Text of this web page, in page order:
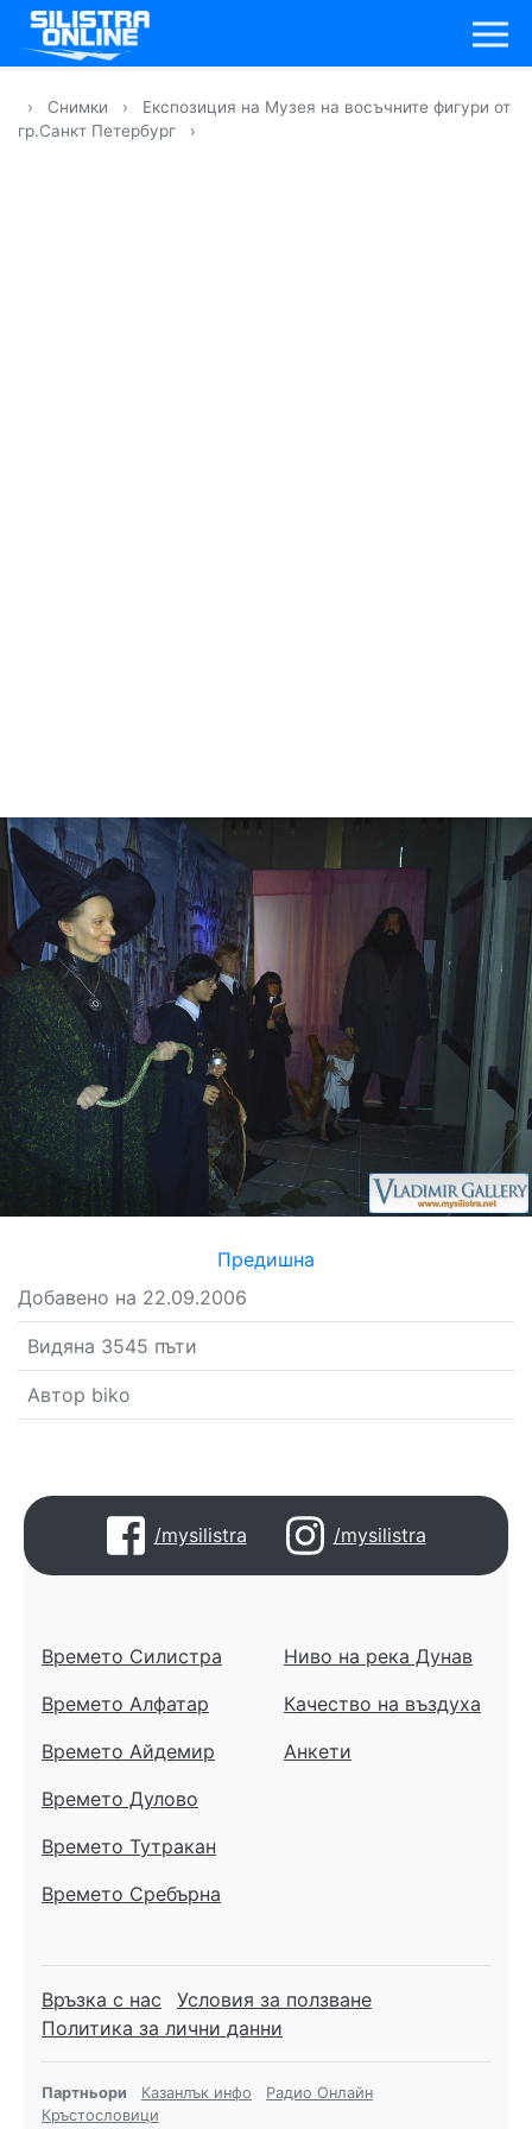
› Снимки ›
Експозиция на Музея на восъчните фигури от
гр.Санкт Петербург
›
Предишна
Добавено на 22.09.2006
Видяна 3545 пъти
Автор biko
/mysilistra /mysilistra
Времето Силистра
Времето Алфатар
Времето Айдемир
Времето Дулово
Времето Тутракан
Времето Сребърна
Ниво на река Дунав
Качество на въздуха
Анкети
Връзка с нас
Условия за ползване
Политика за лични данни
Партньори Казанлък инфо
Радио Онлайн
Кръстословици